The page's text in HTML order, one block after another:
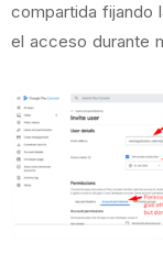
compartida fijando
el acceso durante